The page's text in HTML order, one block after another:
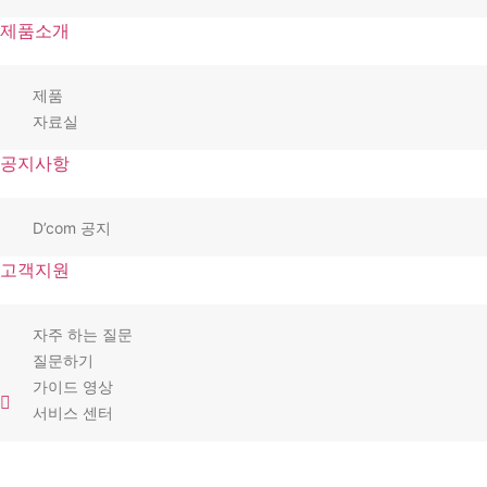
제품소개
제품
자료실
공지사항
D’com 공지
고객지원
자주 하는 질문
질문하기
가이드 영상
서비스 센터